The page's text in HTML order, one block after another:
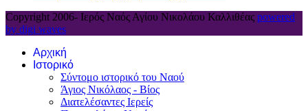
Copyright 2006- Ιερός Ναός Αγίου Νικολάου Καλλιθέας powered
by digi waves
Αρχική
Ιστορικό
Σύντομο ιστορικό του Ναού
Άγιος Νικόλαος - Βίος
Διατελέσαντες Ιερείς